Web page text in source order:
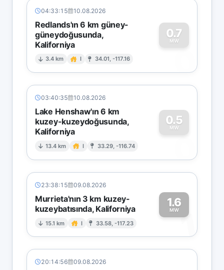
04:33:15 10.08.2026
Redlands'ın 6 km güney-
güneydoğusunda,
Kaliforniya
3.4 km I 34.01, -117.16
0.7
MW
0
03:40:35 10.08.2026
Lake Henshaw'ın 6 km
kuzey-kuzeydoğusunda,
Kaliforniya
13.4 km I 33.29, -116.74
0.5
MW
0
23:38:15 09.08.2026
Murrieta'nın 3 km kuzey-
kuzeybatısında, Kaliforniya
15.1 km I 33.58, -117.23
1.6
MW1
20:14:56 09.08.2026